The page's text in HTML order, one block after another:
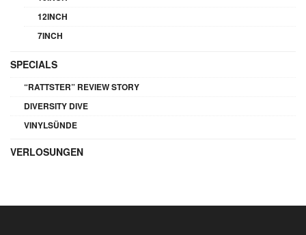
12INCH
7INCH
SPECIALS
“RATTSTER” REVIEW STORY
DIVERSITY DIVE
VINYLSÜNDE
VERLOSUNGEN